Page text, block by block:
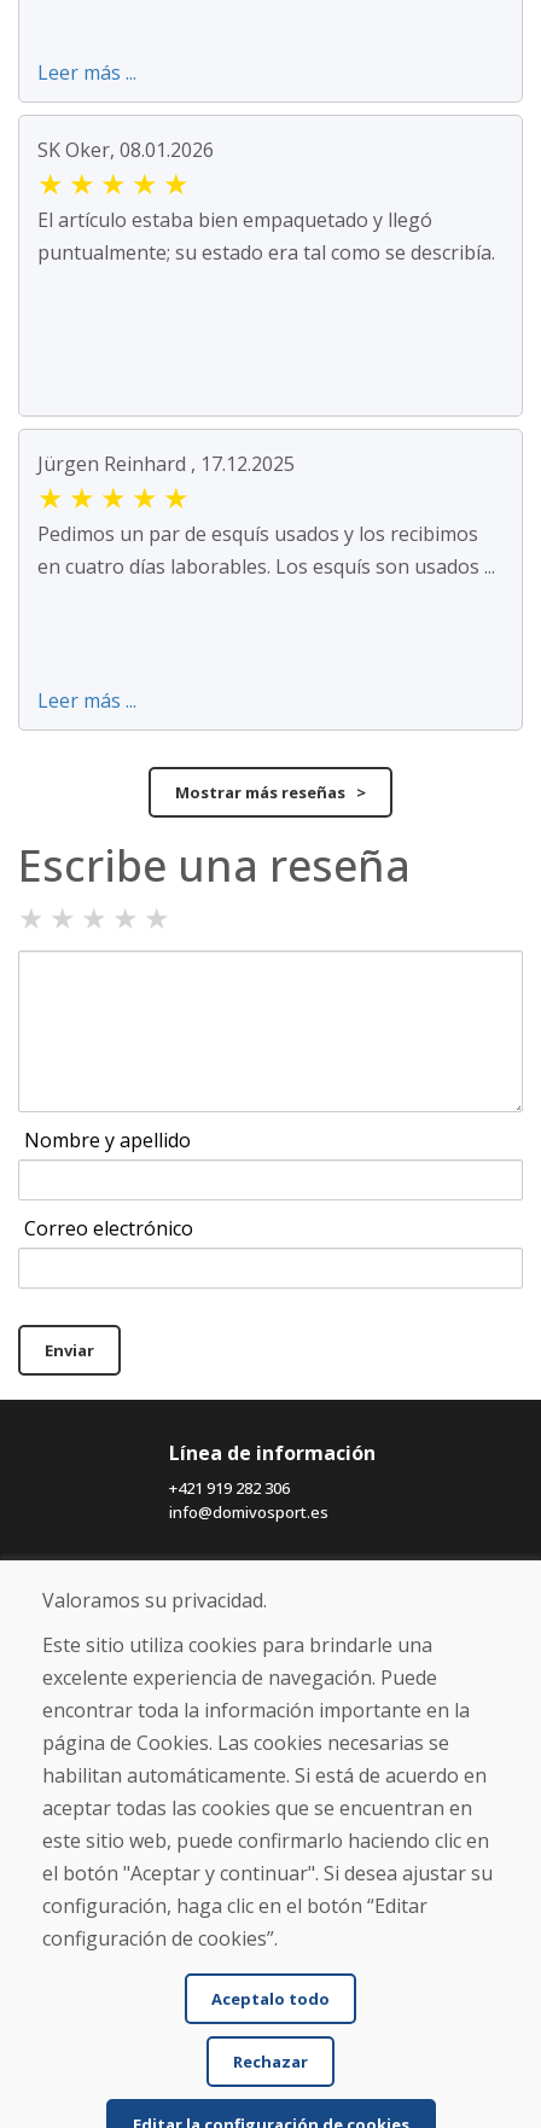
Leer más ...
SK Oker, 08.01.2026
★ ★ ★ ★ ★
El artículo estaba bien empaquetado y llegó
puntualmente; su estado era tal como se describía.
Jürgen Reinhard , 17.12.2025
★ ★ ★ ★ ★
Pedimos un par de esquís usados y los recibimos
en cuatro días laborables. Los esquís son usados ...
Leer más ...
Mostrar más reseñas >
Escribe una reseña
★ ★ ★ ★ ★
Nombre y apellido
Correo electrónico
Enviar
Línea de información
+421 919 282 306
info@domivosport.es
Blog
Sobre nosotros
Contacto
Compra
Tienda electrónica
Términos y condiciones
Envío y pago
NORMAS DE RECLAMACIÓN
Devolución y cambio de mercancías
Política de privacidad
Cookies
Valoramos su privacidad.
Este sitio utiliza cookies para brindarle una
excelente experiencia de navegación. Puede
encontrar toda la información importante en la
página de Cookies. Las cookies necesarias se
habilitan automáticamente. Si está de acuerdo en
aceptar todas las cookies que se encuentran en
este sitio web, puede confirmarlo haciendo clic en
el botón "Aceptar y continuar". Si desea ajustar su
configuración, haga clic en el botón “Editar
configuración de cookies”.
Aceptalo todo
Rechazar